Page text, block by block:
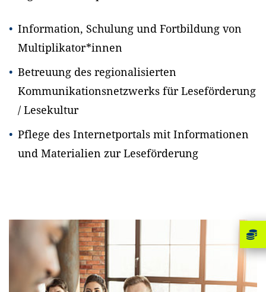
Information, Schulung und Fortbildung von
Multiplikator*innen
Betreuung des regionalisierten
Kommunikationsnetzwerks für Leseförderung
/ Lesekultur
Pflege des Internetportals mit Informationen
und Materialien zur Leseförderung